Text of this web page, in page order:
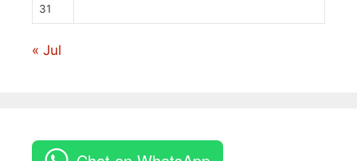
31
« Jul